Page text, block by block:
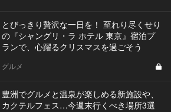
とびっきり贅沢な一日を！ 至れり尽くせり
の『シャングリ・ラ ホテル 東京』宿泊プ
ランで、心躍るクリスマスを過ごそう
グルメ
豊洲でグルメと温泉が楽しめる新施設や、
カクテルフェス…今週末行くべき場所3選